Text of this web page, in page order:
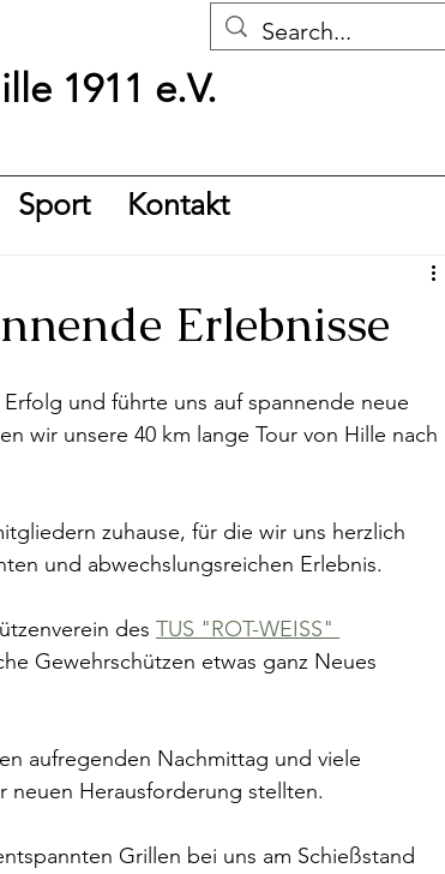
1911 e.V.
Sport Kontakt
Erlebnisse
und führte uns auf spannende neue
wir unsere 40 km lange Tour von Hille nach
zuhause, für die wir uns herzlich
und abwechslungsreichen Erlebnis.
des TUS "ROT-WEISS"
Gewehrschützen etwas ganz Neues
aufregenden Nachmittag und viele
neuen Herausforderung stellten.
Grillen bei uns am Schießstand